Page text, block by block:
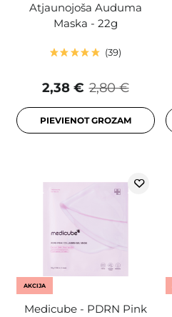
Atjaunojoša Auduma
Maska - 22g
39
2,80 €
2,38 €
PIEVIENOT GROZAM
AKCIJA
Medicube - PDRN Pink